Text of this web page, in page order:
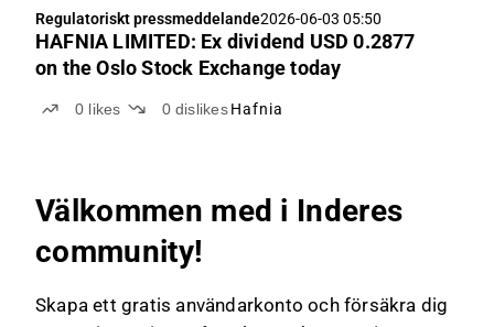
Regulatoriskt pressmeddelande2026-06-03 05:50
HAFNIA LIMITED: Ex dividend USD 0.2877
on the Oslo Stock Exchange today
0 likes 0 dislikes Hafnia
Välkommen med i Inderes
community!
Skapa ett gratis användarkonto och försäkra dig